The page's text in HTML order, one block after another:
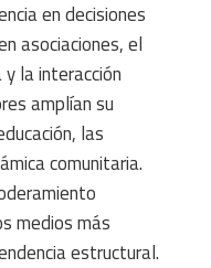
en decisiones
asociaciones, el
la interacción
amplían su
las
comunitaria.
medios más
estructural.